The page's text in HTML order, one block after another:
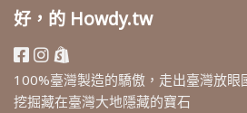
好，的 Howdy.tw
100%臺灣製造的驕傲，走出臺灣放眼
挖掘藏在臺灣大地隱藏的寶石